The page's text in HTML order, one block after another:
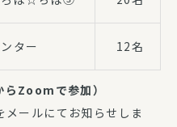
ター 12名
らZoomで参加）
ールにてお知らせしま